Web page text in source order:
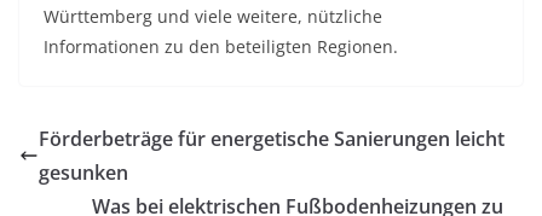
Württemberg und viele weitere, nützliche
Informationen zu den beteiligten Regionen.
Förderbeträge für energetische Sanierungen leicht
gesunken
Was bei elektrischen Fußbodenheizungen zu